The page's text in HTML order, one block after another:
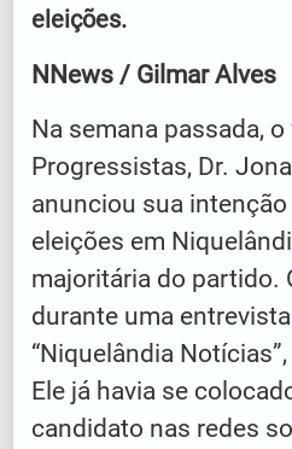
eleições.
NNews / Gilmar Alves
Na semana passada,
Progressistas, Dr.
anunciou sua
eleições em
majoritária do partido.
durante uma
“Niquelândia
Ele já havia se
candidato nas redes